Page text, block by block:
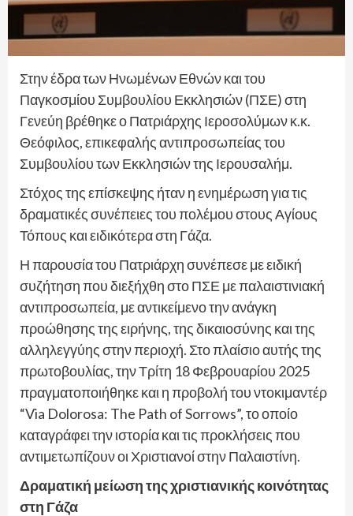
Στην έδρα των Ηνωμένων Εθνών και του
Παγκοσμίου Συμβουλίου Εκκλησιών (ΠΣΕ) στη
Γενεύη βρέθηκε ο Πατριάρχης Ιεροσολύμων κ.κ.
Θεόφιλος, επικεφαλής αντιπροσωπείας του
Συμβουλίου των Εκκλησιών της Ιερουσαλήμ.
Στόχος της επίσκεψης ήταν η ενημέρωση για τις
δραματικές συνέπειες του πολέμου στους Αγίους
Τόπους και ειδικότερα στη Γάζα.
Η παρουσία του Πατριάρχη συνέπεσε με ειδική
συζήτηση που διεξήχθη στο ΠΣΕ με παλαιστινιακή
αντιπροσωπεία, με αντικείμενο την ανάγκη
προώθησης της ειρήνης, της δικαιοσύνης και της
αλληλεγγύης στην περιοχή. Στο πλαίσιο αυτής της
πρωτοβουλίας, την Τρίτη 18 Φεβρουαρίου 2025
πραγματοποιήθηκε και η προβολή του ντοκιμαντέρ
“Via Dolorosa: The Path of Sorrows”, το οποίο
καταγράφει την ιστορία και τις προκλήσεις που
αντιμετωπίζουν οι Χριστιανοί στην Παλαιστίνη.
Δραματική μείωση της χριστιανικής κοινότητας
στη Γάζα